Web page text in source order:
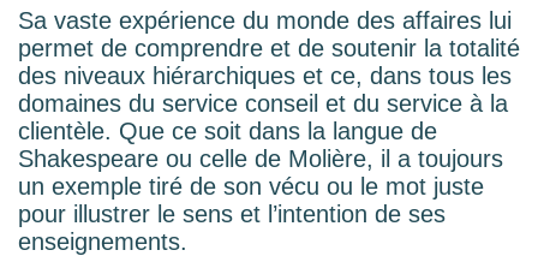
Sa vaste expérience du monde des affaires lui
permet de comprendre et de soutenir la totalité
des niveaux hiérarchiques et ce, dans tous les
domaines du service conseil et du service à la
clientèle. Que ce soit dans la langue de
Shakespeare ou celle de Molière, il a toujours
un exemple tiré de son vécu ou le mot juste
pour illustrer le sens et l’intention de ses
enseignements.